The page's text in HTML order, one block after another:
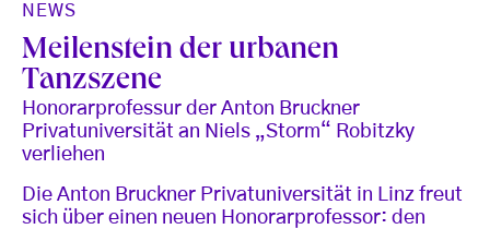
NEWS
Meilenstein der urbanen
Tanzszene
Honorarprofessur der Anton Bruckner
Privatuniversität an Niels „Storm“ Robitzky
verliehen
Die Anton Bruckner Privatuniversität in Linz freut
sich über einen neuen Honorarprofessor: den